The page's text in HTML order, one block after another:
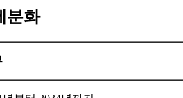
분화